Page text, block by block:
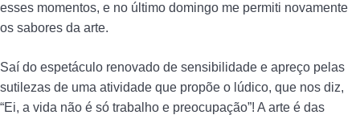
esses momentos, e no último domingo me permiti novamente
os sabores da arte.
Saí do espetáculo renovado de sensibilidade e apreço pelas
sutilezas de uma atividade que propõe o lúdico, que nos diz,
“Ei, a vida não é só trabalho e preocupação”! A arte é das